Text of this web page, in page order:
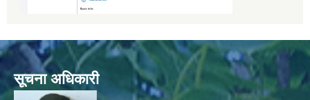
सूचना अधिकारी